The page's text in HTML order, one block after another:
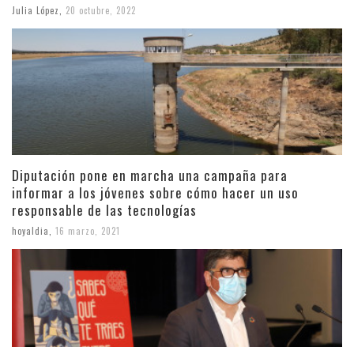
Julia López 20 octubre, 2022
Diputación pone en marcha una campaña para
informar a los jóvenes sobre cómo hacer un uso
responsable de las tecnologías
hoyaldia 16 marzo, 2021